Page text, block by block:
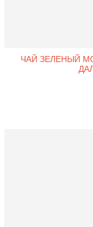
ЧАЙ ЗЕЛЕНЫЙ